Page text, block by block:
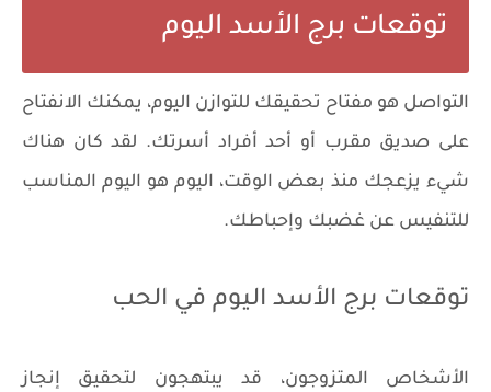
توقعات برج الأسد اليوم
التواصل هو مفتاح تحقيقك للتوازن اليوم، يمكنك الانفتاح
على صديق مقرب أو أحد أفراد أسرتك. لقد كان هناك
شيء يزعجك منذ بعض الوقت، اليوم هو اليوم المناسب
للتنفيس عن غضبك وإحباطك.
توقعات برج الأسد اليوم في الحب
الأشخاص المتزوجون، قد يبتهجون لتحقيق إنجاز